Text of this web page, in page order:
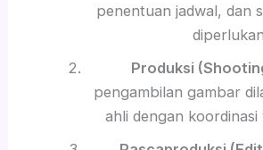
penentuan jadwal, dan
Produksi
pengambilan gambar
ahli dengan